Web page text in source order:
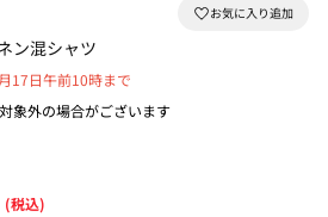
ン混シャツ
17日午前10時まで
象外の場合がございます
(税込)